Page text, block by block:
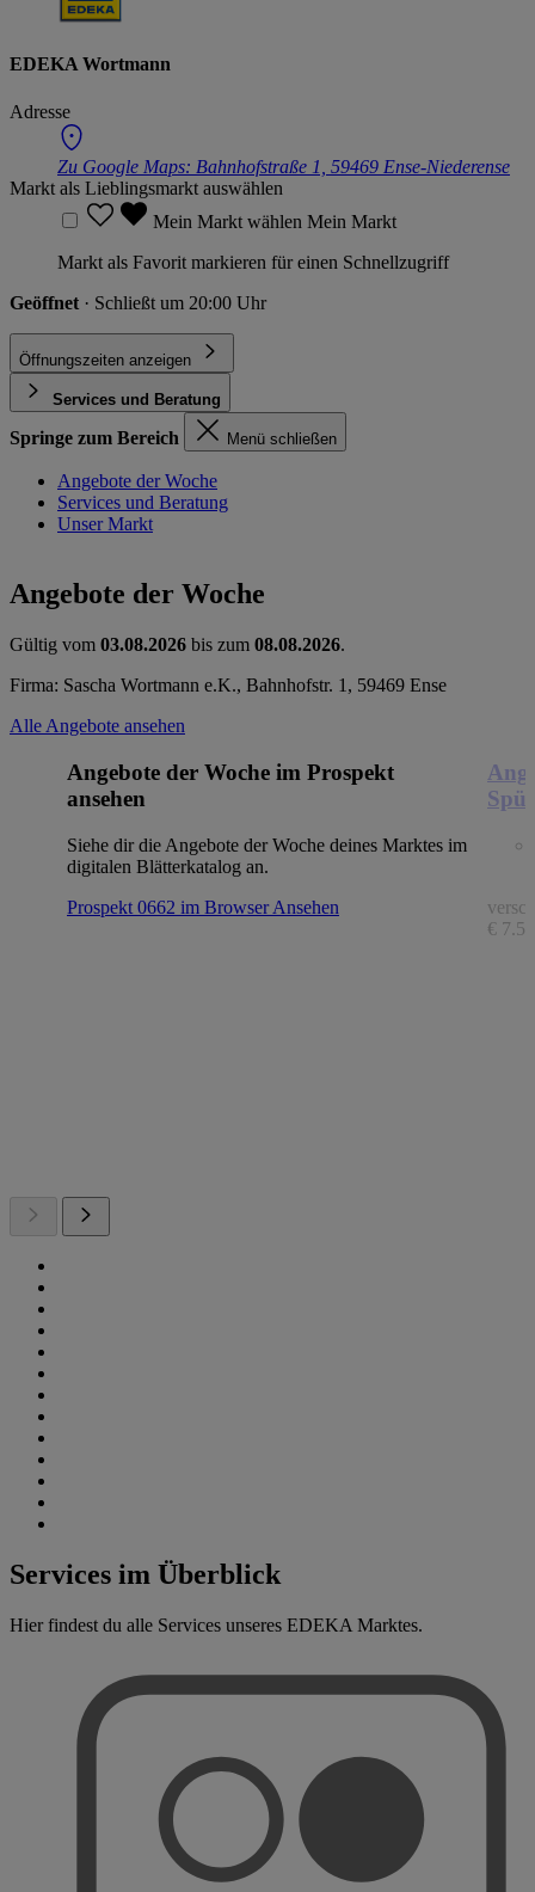
EDEKA Wortmann
Adresse
Zu Google Maps: Bahnhofstraße 1, 59469 Ense-Niederense
Markt als Lieblingsmarkt auswählen
Mein Markt wählen Mein Markt
Markt als Favorit markieren für einen Schnellzugriff
Geöffnet · Schließt um 20:00 Uhr
Öffnungszeiten anzeigen
Services und Beratung
Springe zum Bereich Menü schließen
Angebote der Woche
Services und Beratung
Unser Markt
Angebote der Woche
Gültig vom 03.08.2026 bis zum 08.08.2026.
Firma: Sascha Wortmann e.K., Bahnhofstr. 1, 59469 Ense
Alle Angebote ansehen
Angebote der Woche im Prospekt
ansehen
Siehe dir die Angebote der Woche deines Marktes im
digitalen Blätterkatalog an.
Prospekt 0662 im BrowserAnsehen
€
Services im Überblick
Hier findest du alle Services unseres EDEKA Marktes.